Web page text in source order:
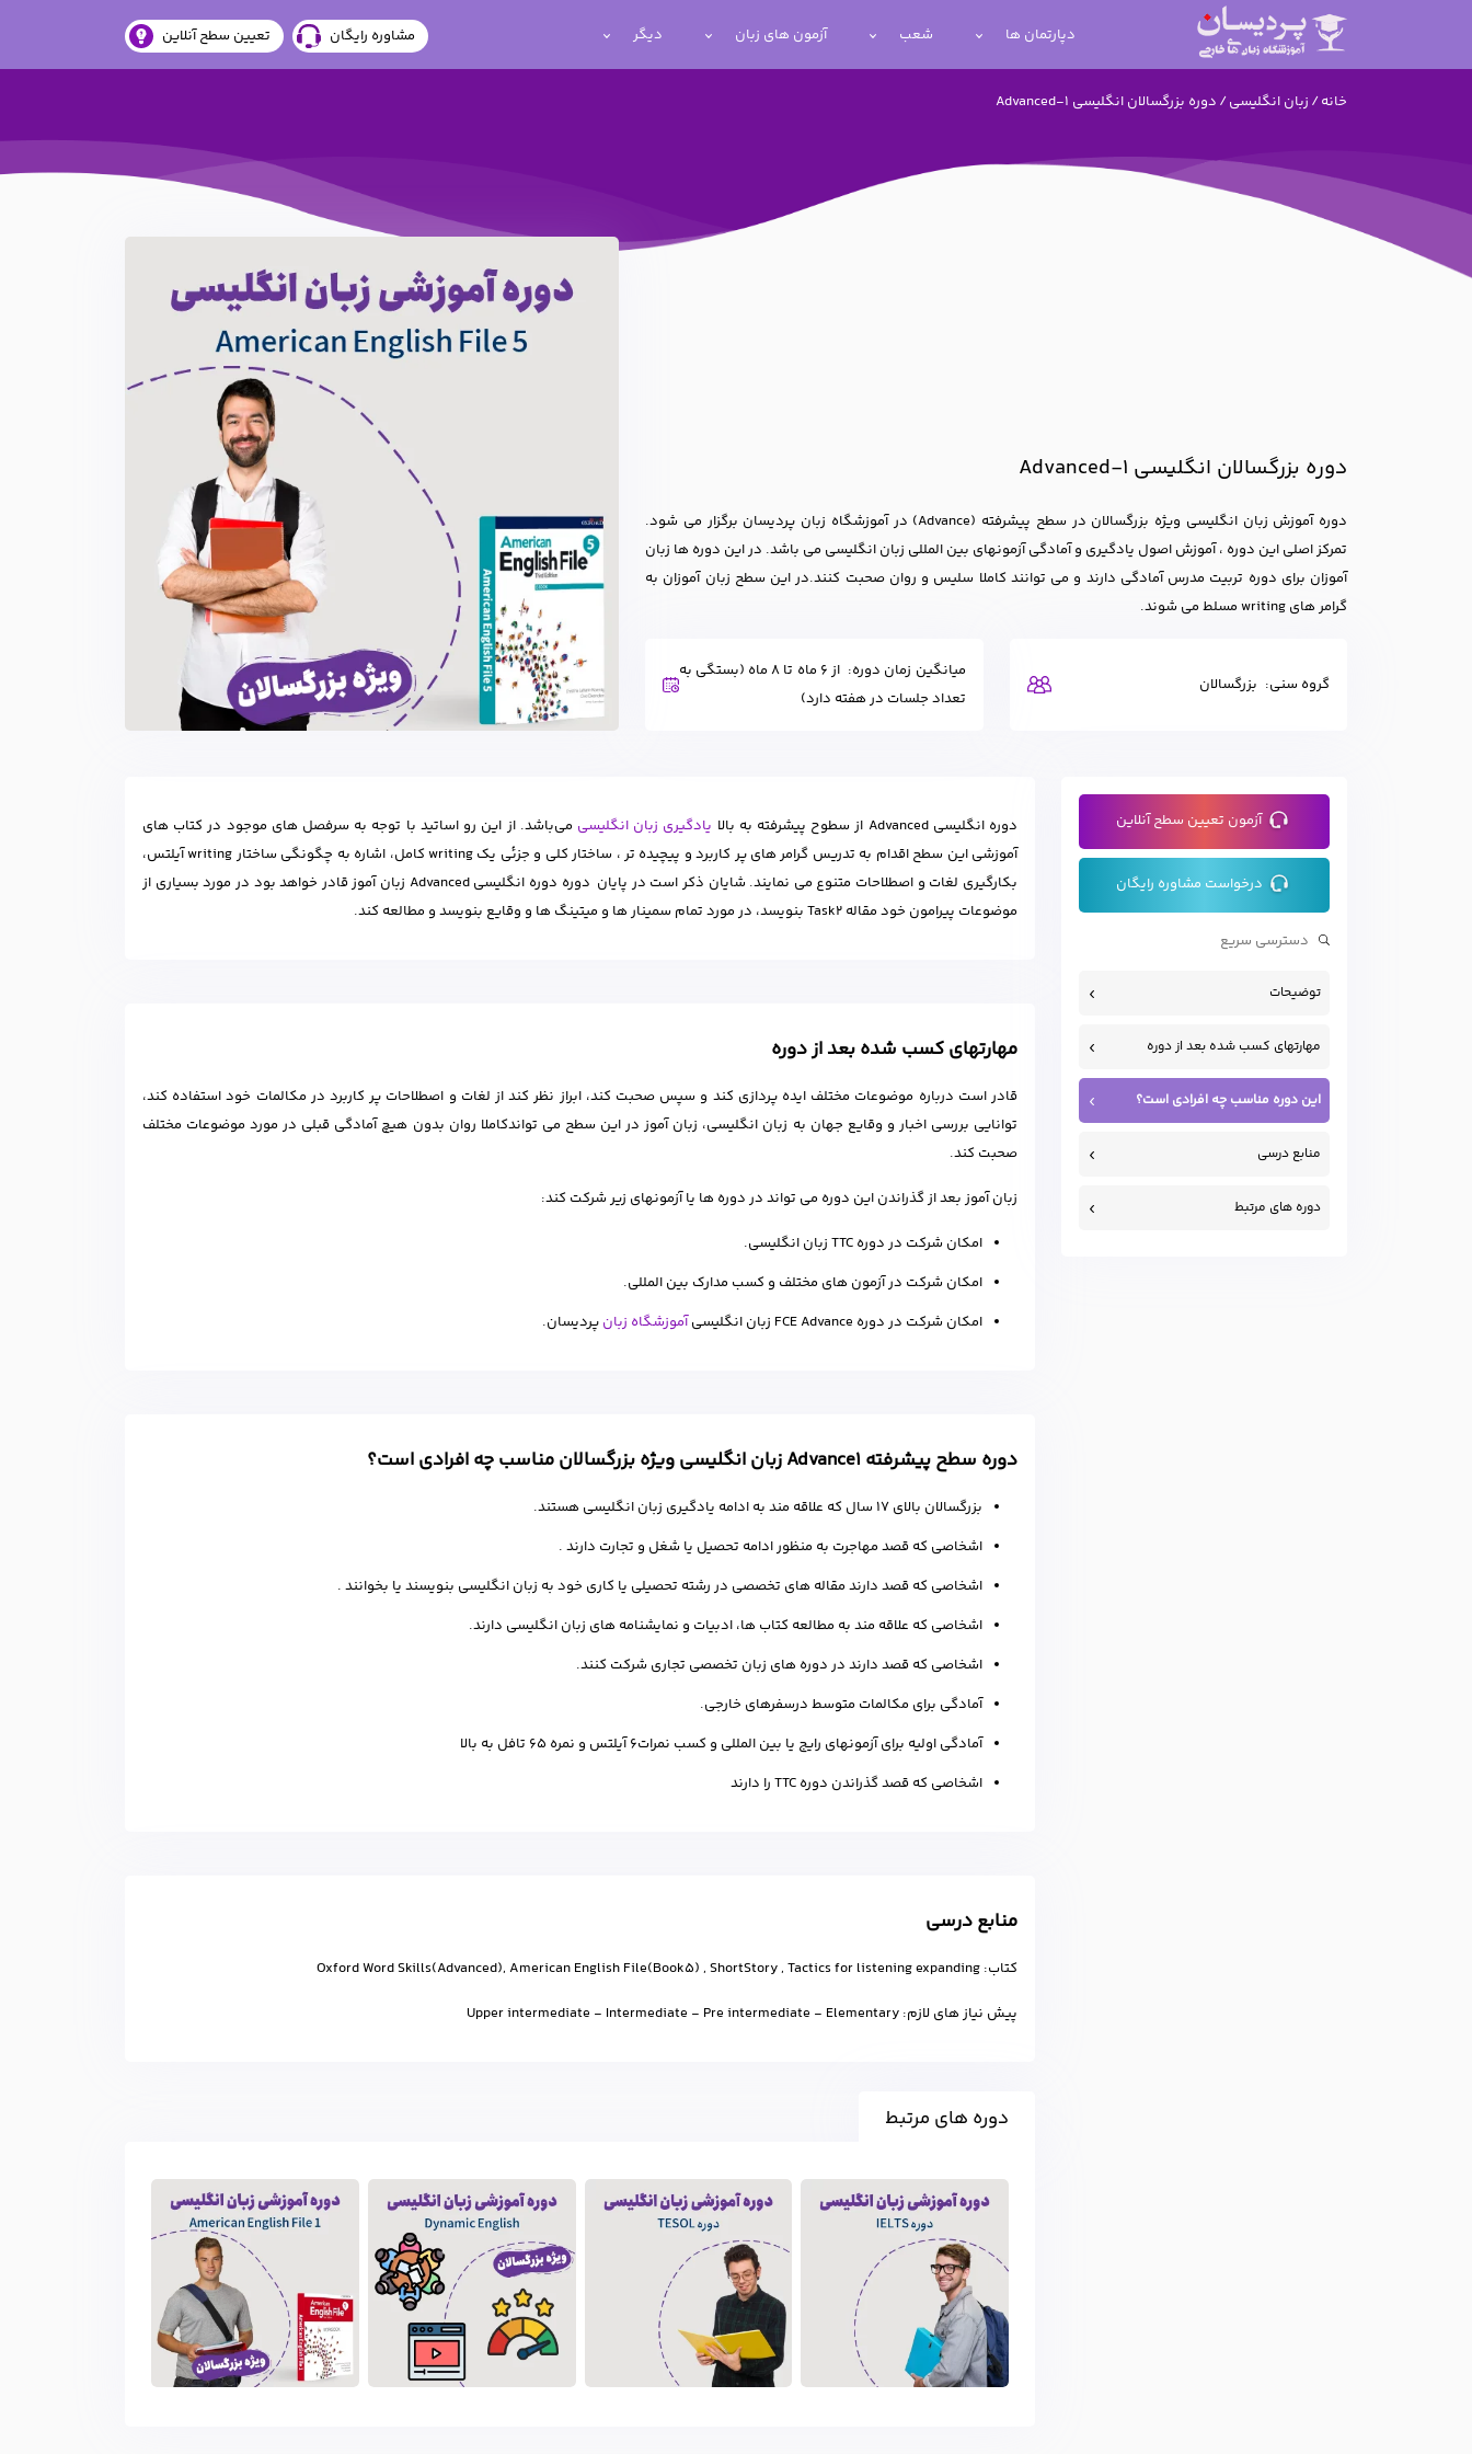
دپارتمان ها شعب آزمون های زبان دیگر مشاوره رایگان تعیین سطح آنلاین
خانه/ زبان انگلیسی/ دوره بزرگسالان انگلیسی Advanced-1
دوره بزرگسالان انگلیسی Advanced-1
دوره آموزش زبان انگلیسی ویژه بزرگسالان در سطح پیشرفته (Advance) در آموزشگاه زبان پردیسان برگزار می شود.
تمرکز اصلی این دوره ، آموزش اصول یادگیری و آمادگی آزمونهای بین المللی زبان انگلیسی می باشد. در این دوره ها زبان
آموزان برای دوره تربیت مدرس آمادگی دارند و می توانند کاملا سلیس و روان صحبت کنند.در این سطح زبان آموزان به
گرامر های writing مسلط می شوند.
گروه سنی: بزرگسالان
میانگین زمان دوره:
از 6 ماه تا 8 ماه (بستگی به
تعداد جلسات در هفته دارد)
دوره انگلیسی Advanced از سطوح پیشرفته به بالا یادگیری زبان انگلیسی می‌باشد. از این رو اساتید با توجه به سرفصل های موجود در کتاب های
آموزشی این سطح اقدام به تدریس گرامر های پر کاربرد و پیچیده تر ، ساختار کلی و جزئی یک writing کامل، اشاره به چگونگی ساختار writing آیلتس،
بکارگیری لغات و اصطلاحات متنوع می نمایند. شایان ذکر است در پایان دوره دوره انگلیسی Advanced زبان آموز قادر خواهد بود در مورد بسیاری از
موضوعات پیرامون خود مقاله Task2 بنویسد، در مورد تمام سمینار ها و میتینگ ها و وقایع بنویسد و مطالعه کند.
مهارتهای کسب شده بعد از دوره
قادر است درباره موضوعات مختلف ایده پردازی کند و سپس صحبت کند، ابراز نظر کند از لغات و اصطلاحات پر کاربرد در مکالمات خود استفاده کند،
توانایی بررسی اخبار و وقایع جهان به زبان انگلیسی، زبان آموز در این سطح می تواندکاملا روان بدون هیچ آمادگی قبلی در مورد موضوعات مختلف
صحبت کند.
زبان آموز بعد از گذراندن این دوره می تواند در دوره ها یا آزمونهای زیر شرکت کند:
امکان شرکت در دوره TTC زبان انگلیسی.
امکان شرکت در آزمون های مختلف و کسب مدارک بین المللی.
امکان شرکت در دوره FCE Advance زبان انگلیسی
آموزشگاه زبان پردیسان.
دوره سطح پیشرفته Advance1 زبان انگلیسی ویژه بزرگسالان مناسب چه افرادی است؟
بزرگسالان بالای 17 سال که علاقه مند به ادامه یادگیری زبان انگلیسی هستند.
اشخاصی که قصد مهاجرت به منظور ادامه تحصیل یا شغل و تجارت دارند .
اشخاصی که قصد دارند مقاله های تخصصی در رشته تحصیلی یا کاری خود به زبان انگلیسی بنویسند یا بخوانند .
اشخاصی که علاقه مند به مطالعه کتاب ها، ادبیات و نمایشنامه های زبان انگلیسی دارند.
اشخاصی که قصد دارند در دوره های زبان تخصصی تجاری شرکت کنند.
آمادگی برای مکالمات متوسط درسفرهای خارجی.
آمادگی اولیه برای آزمونهای رایج یا بین المللی و کسب نمرات6 آیلتس و نمره 65 تافل به بالا
اشخاصی که قصد گذراندن دوره TTC را دارند
منابع درسی
کتاب: Oxford Word Skills(Advanced), American English File(Book5) , ShortStory , Tactics for listening expanding
پیش نیاز های لازم: Upper intermediate - Intermediate - Pre intermediate - Elementary
دوره های مرتبط
آزمون تعیین سطح آنلاین
درخواست مشاوره رایگان
توضیحات
مهارتهای کسب شده بعد از دوره
این دوره مناسب چه افرادی است؟
منابع درسی
دوره های مرتبط